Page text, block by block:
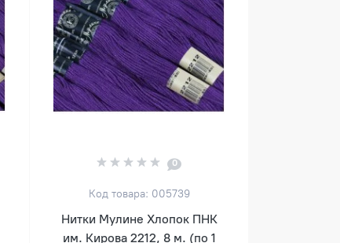
0
Код товара: 005739
Нитки Мулине Хлопок ПНК
им. Кирова 2212, 8 м. (по 1